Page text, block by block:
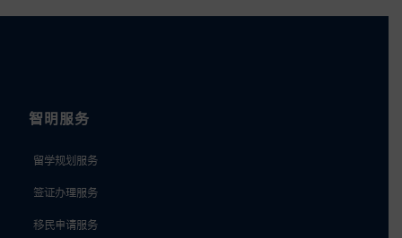
智明服务
留学规划服务
签证办理服务
移民申请服务